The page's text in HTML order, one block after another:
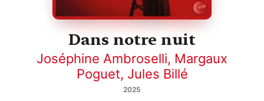
Dans notre nuit
Joséphine Ambroselli, Margaux
Poguet, Jules Billé
2025